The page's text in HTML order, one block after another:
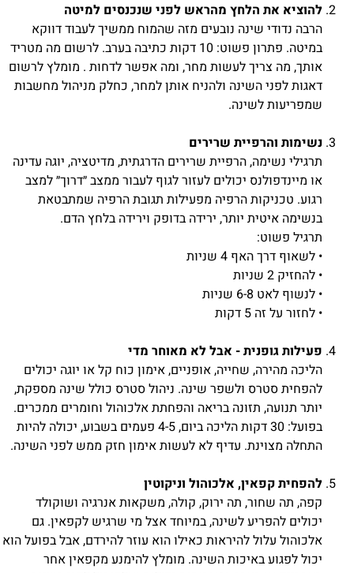
להוציא את הלחץ מהראש לפני שנכנסים למיטה
הרבה נדודי שינה נובעים מזה שהמוח ממשיך לעבוד דווקא
במיטה. פתרון פשוט: 10 דקות כתיבה בערב. לרשום מה מטריד
אותך, מה צריך לעשות מחר, ומה אפשר לדחות . מומלץ לרשום
דאגות לפני השינה ולהניח אותן למחר, כחלק מניהול מחשבות
שמפריעות לשינה.
נשימות והרפיית שרירים
תרגילי נשימה, הרפיית שרירים הדרגתית, מדיטציה, יוגה עדינה
או מיינדפולנס יכולים לעזור לגוף לעבור ממצב ״דרוך״ למצב
רגוע. טכניקות הרפיה מפעילות תגובת הרפיה שמתבטאת
בנשימה איטית יותר, ירידה בדופק וירידה בלחץ הדם.
תרגיל פשוט:
• לשאוף דרך האף 4 שניות
• להחזיק 2 שניות
• לנשוף לאט 6-8 שניות
• לחזור על זה 5 דקות
פעילות גופנית - אבל לא מאוחר מדי
הליכה מהירה, שחייה, אופניים, אימון כוח קל או יוגה יכולים
להפחית סטרס ולשפר שינה. ניהול סטרס כולל שינה מספקת,
יותר תנועה, תזונה בריאה והפחתת אלכוהול וחומרים ממכרים.
בפועל: 30 דקות הליכה ביום, 4-5 פעמים בשבוע, יכולה להיות
התחלה מצוינת. עדיף לא לעשות אימון חזק ממש לפני השינה.
להפחית קפאין, אלכוהול וניקוטין
קפה, תה שחור, תה ירוק, קולה, משקאות אנרגיה ושוקולד
יכולים להפריע לשינה, במיוחד אצל מי שרגיש לקפאין. גם
אלכוהול עלול להיראות כאילו הוא עוזר להירדם, אבל בפועל הוא
יכול לפגוע באיכות השינה. מומלץ להימנע מקפאין אחר